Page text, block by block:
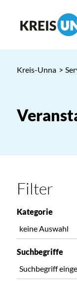
Kreis-Unna >
Filter
Kategorie
Suchbegriffe